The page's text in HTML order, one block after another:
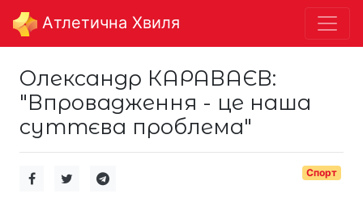
Aтлетична Хвиля
Олександр КАРАВАЄВ:
"Впровадження - це наша
суттєва проблема"
Спорт